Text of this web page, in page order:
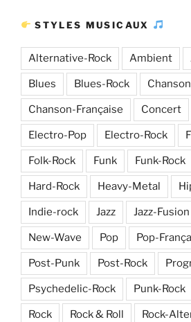
STYLES MUSICAUX
Alternative-Rock Ambient
Blues Blues-Rock Chanson
Chanson-Française Concert
Electro-Pop Electro-Rock
Folk-Rock Funk Funk-Rock
Hard-Rock Heavy-Metal
Indie-rock Jazz Jazz-Fusion
New-Wave Pop Pop-
Post-Punk Post-Rock
Psychedelic-Rock Punk-Rock
Rock Rock & Roll Rock-